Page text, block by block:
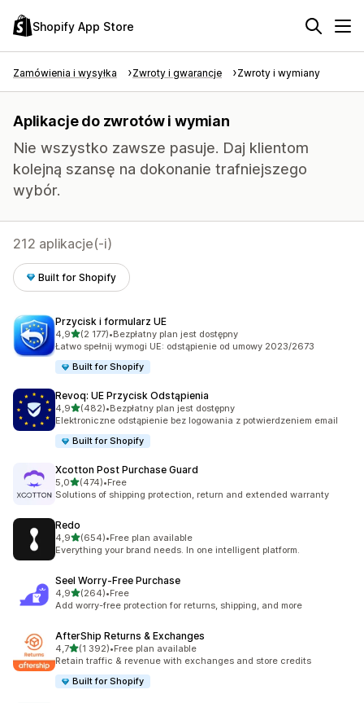
Shopify App Store
Zamówienia i wysyłka Zwroty i gwarancje Zwroty i wymiany
Aplikacje do zwrotów i wymian
Nie wszystko zawsze pasuje. Daj klientom
kolejną szansę na dokonanie trafniejszego
wybór.
212 aplikacje(-i)
Built for Shopify
Przycisk i formularz UE
4,9na 5 gwiazdek
(2 177)
Łączna liczba recenzji: 2177
•Bezpłatny plan jest dostępny
Łatwo spełnij wymogi UE: odstąpienie od umowy 2023/2673
Built for Shopify
Revoq: UE Przycisk Odstąpienia
4,9na 5 gwiazdek
(482)
Łączna liczba recenzji: 482
•Bezpłatny plan jest dostępny
Elektroniczne odstąpienie bez logowania z potwierdzeniem email
Built for Shopify
Xcotton Post Purchase Guard
5,0na 5 gwiazdek
(474)
Łączna liczba recenzji: 474
•Free
Solutions of shipping protection, return and extended warranty
Redo
4,9na 5 gwiazdek
(654)
Łączna liczba recenzji: 654
•Free plan available
Everything your brand needs. In one intelligent platform.
Seel Worry‑Free Purchase
4,9na 5 gwiazdek
(264)
Łączna liczba recenzji: 264
•Free
Add worry-free protection for returns, shipping, and more
AfterShip Returns & Exchanges
4,7na 5 gwiazdek
(1 392)
Łączna liczba recenzji: 1392
•Free plan available
Retain traffic & revenue with exchanges and store credits
Built for Shopify